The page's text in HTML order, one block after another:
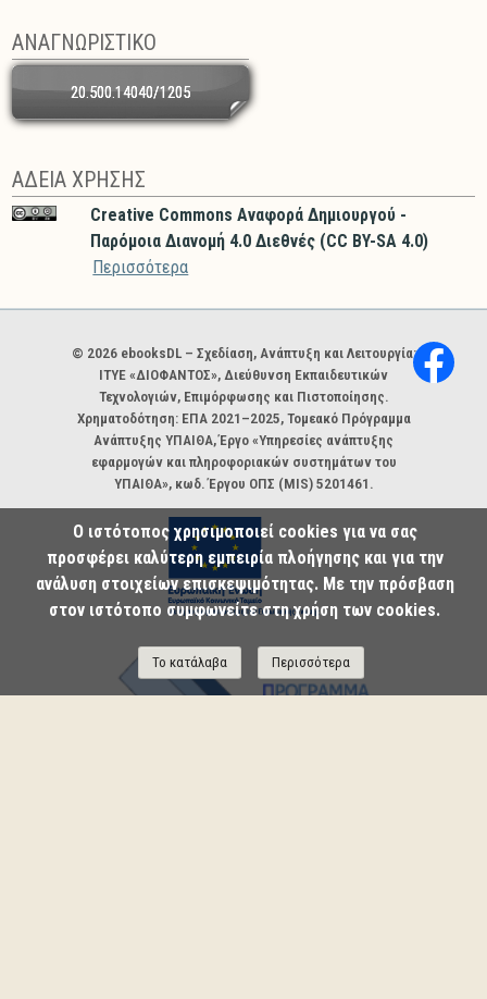
ΑΝΑΓΝΩΡΙΣΤΙΚΟ
20.500.14040/1205
ΑΔΕΙΑ ΧΡΗΣΗΣ
Creative Commons Αναφορά Δημιουργού -
Παρόμοια Διανομή 4.0 Διεθνές (CC BY-SA 4.0)
Περισσότερα
Χορηγοί και φορείς
© 2026 ebooksDL – Σχεδίαση, Ανάπτυξη και Λειτουργία:
ΙΤΥΕ «ΔΙΟΦΑΝΤΟΣ», Διεύθυνση Εκπαιδευτικών
Τεχνολογιών, Επιμόρφωσης και Πιστοποίησης.
Χρηματοδότηση: ΕΠΑ 2021–2025, Τομεακό Πρόγραμμα
Ανάπτυξης ΥΠΑΙΘΑ, Έργο «Υπηρεσίες ανάπτυξης
εφαρμογών και πληροφοριακών συστημάτων του
ΥΠΑΙΘΑ», κωδ. Έργου ΟΠΣ (MIS) 5201461.
Ο ιστότοπος χρησιμοποιεί cookies για να σας
προσφέρει καλύτερη εμπειρία πλοήγησης και για την
ανάλυση στοιχείων επισκεψιμότητας. Με την πρόσβαση
στον ιστότοπο συμφωνείτε στη χρήση των cookies.
Το κατάλαβα Περισσότερα